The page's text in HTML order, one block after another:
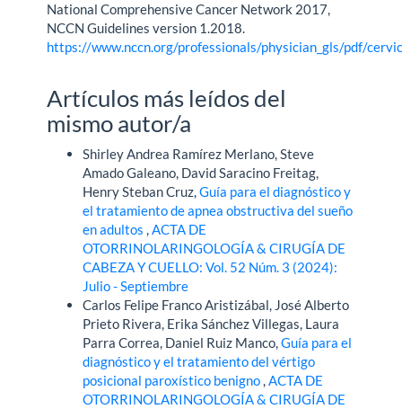
National Comprehensive Cancer Network 2017,
NCCN Guidelines version 1.2018.
https://www.nccn.org/professionals/physician_gls/pdf/
Artículos más leídos del
mismo autor/a
Shirley Andrea Ramírez Merlano, Steve
Amado Galeano, David Saracino Freitag,
Henry Steban Cruz,Guía para el diagnóstico y
el tratamiento de apnea obstructiva del sueño
en adultos,ACTA DE
OTORRINOLARINGOLOGÍA & CIRUGÍA DE
CABEZA Y CUELLO: Vol. 52 Núm. 3 (2024):
Julio - Septiembre
Carlos Felipe Franco Aristizábal, José Alberto
Prieto Rivera, Erika Sánchez Villegas, Laura
Parra Correa, Daniel Ruiz Manco,Guía para el
diagnóstico y el tratamiento del vértigo
posicional paroxístico benigno,ACTA DE
OTORRINOLARINGOLOGÍA & CIRUGÍA DE